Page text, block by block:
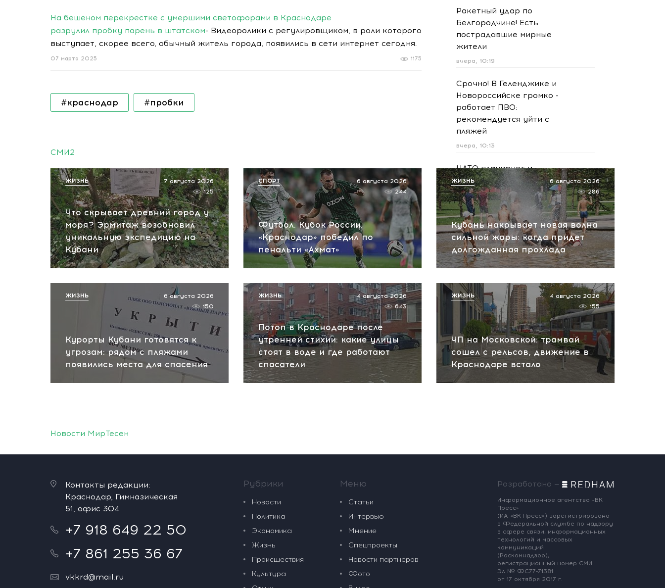
На бешеном перекрестке с умершими светофорами в Краснодаре
разрулил пробку парень в штатском- Видеоролики с регулировщиком, в роли которого
выступает, скорее всего, обычный житель города, появились в сети интернет сегодня.
1175
07 марта 2025
#краснодар #пробки
Ракетный удар по
Белгородчине! Есть
пострадавшие мирные
жители
вчера, 10:19
Срочно! В Геленджике и
Новороссийске громко -
работает ПВО:
рекомендуется уйти с
пляжей
вчера, 10:13
НАТО планирует и
руководит терактами в
России! Сенсационное
заявление хакеров
вчера, 10:07
СМИ2
Что скрывает древний город у
моря? Эрмитаж возобновил
уникальную экспедицию на
Кубани
7 августа 2026
125
ЖИЗНЬ
Футбол. Кубок России.
«Краснодар» победил по
пенальти «Ахмат»
6 августа 2026
244
СПОРТ
Кубань накрывает новая волна
сильной жары: когда придет
долгожданная прохлада
6 августа 2026
286
ЖИЗНЬ
Курорты Кубани готовятся к
угрозам: рядом с пляжами
появились места для спасения
6 августа 2026
150
ЖИЗНЬ
Потоп в Краснодаре после
утренней стихии: какие улицы
стоят в воде и где работают
спасатели
4 августа 2026
643
ЖИЗНЬ
ЧП на Московской: трамвай
сошел с рельсов, движение в
Краснодаре встало
4 августа 2026
155
ЖИЗНЬ
Новости МирТесен
Контакты редакции:
Краснодар, Гимназическая
51, офис 304
+7 918 649 22 50
+7 861 255 36 67
vkkrd@mail.ru
Рубрики
Новости
Политика
Экономика
Жизнь
Происшествия
Культура
Меню
Статьи
Интервью
Мнение
Спецпроекты
Новости партнеров
Фото
Разработано —
Информационное агентство «ВК
Пресс»
(ИА «ВК Пресс») зарегистрировано
в Федеральной службе по надзору
в сфере связи, информационных
технологий и массовых
коммуникаций
(Роскомнадзор),
регистрационный номер СМИ:
Эл № ФС77-71381
от 17 октября 2017 г.